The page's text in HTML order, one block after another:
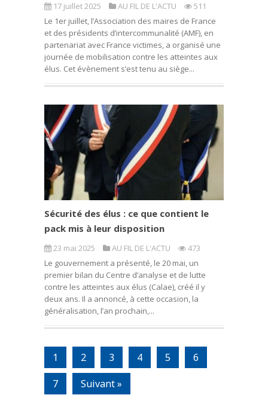
17 juillet 2025 AU FIL DE L'ACTU
511
Le 1er juillet, l’Association des maires de France
et des présidents d’intercommunalité (AMF), en
partenariat avec France victimes, a organisé une
journée de mobilisation contre les atteintes aux
élus. Cet évènement s’est tenu au siège...
Sécurité des élus : ce que contient le
pack mis à leur disposition
23 mai 2025 AU FIL DE L'ACTU
473
Le gouvernement a présenté, le 20 mai, un
premier bilan du Centre d’analyse et de lutte
contre les atteintes aux élus (Calae), créé il y
deux ans. Il a annoncé, à cette occasion, la
généralisation, l’an prochain,...
1 2 3 4 5
6
7
Suivant »